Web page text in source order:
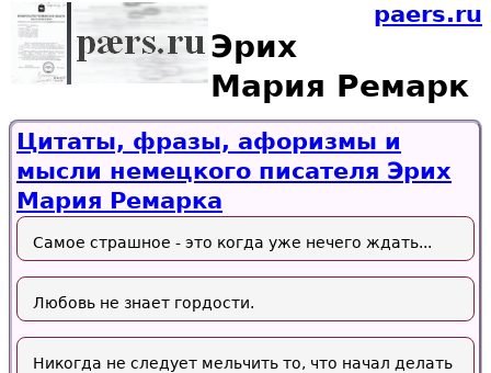
paers.ru
Эрих
Мария Ремарк
Цитаты, фразы, афоризмы и
мысли немецкого писателя Эрих
Мария Ремарка
Самое страшное - это когда уже нечего ждать...
Любовь не знает гордости.
Никогда не следует мельчить то, что начал делать